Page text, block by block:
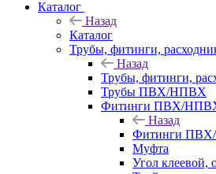
Каталог
Назад
Каталог
Трубы, фитинги,
Назад
Трубы, фитинги,
Трубы ПВХ/НПВХ
Фитинги ПВХ/
Назад
Фитинги
Муфта
Угол клеевой,